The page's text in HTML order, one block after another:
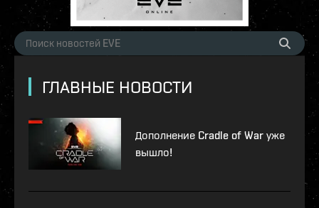
ГЛАВНЫЕ НОВОСТИ
Дополнение Cradle of War уже
вышло!